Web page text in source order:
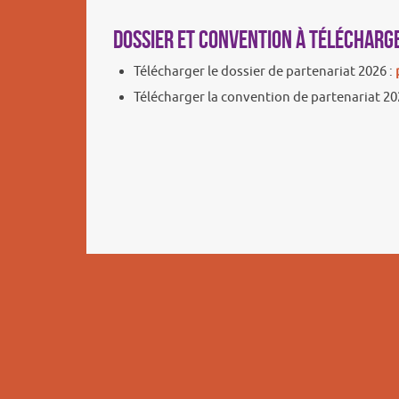
Dossier et convention à
Télécharger le dossier de partenariat 2026 :
Télécharger la convention de partenariat